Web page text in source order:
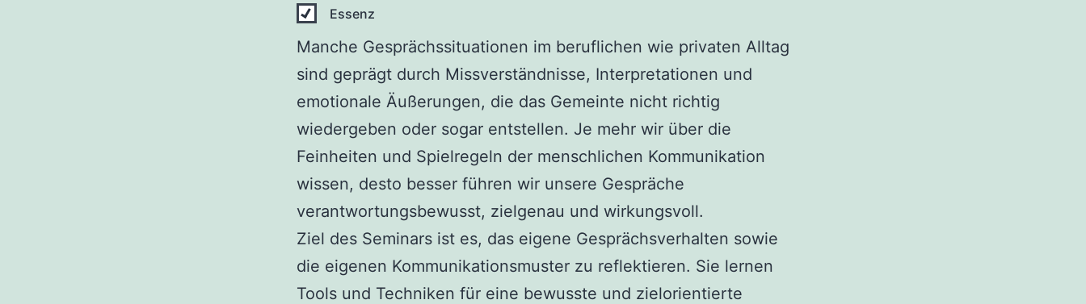
Essenz
Manche Gesprächssituationen im beruflichen wie privaten Alltag
sind geprägt durch Missverständnisse, Interpretationen und
emotionale Äußerungen, die das Gemeinte nicht richtig
wiedergeben oder sogar entstellen. Je mehr wir über die
Feinheiten und Spielregeln der menschlichen Kommunikation
wissen, desto besser führen wir unsere Gespräche
verantwortungsbewusst, zielgenau und wirkungsvoll.
Ziel des Seminars ist es, das eigene Gesprächsverhalten sowie
die eigenen Kommunikationsmuster zu reflektieren. Sie lernen
Tools und Techniken für eine bewusste und zielorientierte